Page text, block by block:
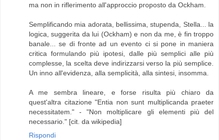
ma non in riflerimento all'approccio proposto da Ockham.
Semplificando mia adorata, bellissima, stupenda, Stella... la
logica, suggerita da lui (Ockham) e non da me, è fin troppo
banale... se di fronte ad un evento ci si pone in maniera
critica formulando più ipotesi, dalle più semplici alle più
complesse, la scelta deve indirizzarsi verso la più semplice.
Un inno all'evidenza, alla semplicità, alla sintesi, insomma.
A me sembra lineare, e forse risulta più chiaro da
quest'altra citazione "Entia non sunt multiplicanda praeter
necessitatem." - "Non moltiplicare gli elementi più del
necessario." [cit. da wikipedia]
Rispondi